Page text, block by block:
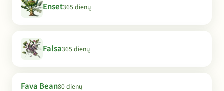
Enset365 dienų
Falsa365 dienų
Fava Bean80 dienų